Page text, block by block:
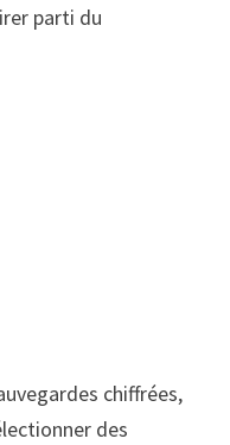
parti du
chiffrées,
des